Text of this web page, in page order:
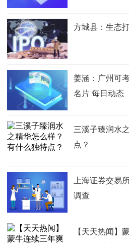
方城县：生态
姜涵：广州可
名片 每日动态
三溪子臻润水
点？
上海证券交易
调查
【天天热闻】